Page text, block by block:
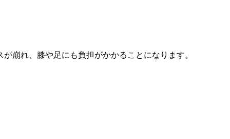
崩れ、膝や足にも負担がかかることになります。